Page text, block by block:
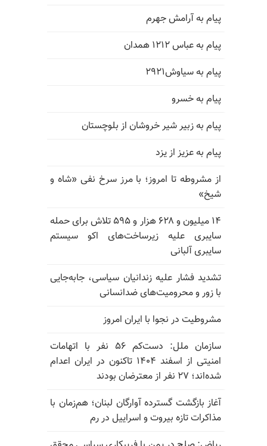
پیام به آرامش جهرم
پیام به عباس ۱۲۱۲ همدان
پیام به سیاوش۲۹۲۱
پیام به خسرو
پیام به زبیر شیر خروشان از بلوچستان
پیام به عزیز از یزد
از مشروطه تا امروز؛ با مرز سرخ نفی «شاه و
شیخ»
۱۴ میلیون و ۶۲۸ هزار و ۵۹۵ تلاش برای حمله
سایبری علیه زیرساخت‌های اکو سیستم
سایبری آلبانی
تشدید فشار علیه زندانیان سیاسی، جابه‌جایی
با زور و محرومیت‌های ضدانسانی
مشروطیت در نجوا با ایران امروز
سازمان ملل: دست‌کم ۵۶ نفر با اتهامات
امنیتی از اسفند ۱۴۰۴ تاکنون در ایران اعدام
شده‌اند؛ ۲۷ نفر از معترضان بودند
آغاز بازگشت گسترده آوارگان لبنان؛ هم‌زمان با
مذاکرات تازه بیروت و اسراییل در رم